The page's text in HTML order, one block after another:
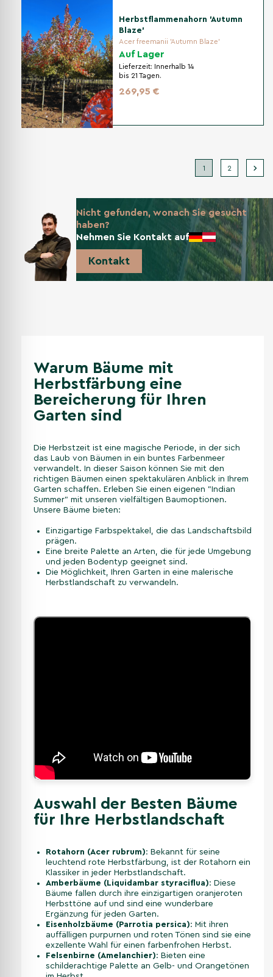
Herbstflammenahorn 'Autumn
Blaze'
Acer freemanii 'Autumn Blaze'
Auf Lager
Lieferzeit:
Innerhalb 14
bis 21 Tagen.
269,95 €
1 2
Nicht gefunden, wonach Sie gesucht
haben?
Nehmen Sie Kontakt auf
Kontakt
Warum Bäume mit
Herbstfärbung eine
Bereicherung für Ihren
Garten sind
Die Herbstzeit ist eine magische Periode, in der sich
das Laub von Bäumen in ein buntes Farbenmeer
verwandelt. In dieser Saison können Sie mit den
richtigen Bäumen einen spektakulären Anblick in Ihrem
Garten schaffen. Erleben Sie einen eigenen "Indian
Summer" mit unseren vielfältigen Baumoptionen.
Unsere Bäume bieten:
Einzigartige Farbspektakel, die das Landschaftsbild
prägen.
Eine breite Palette an Arten, die für jede Umgebung
und jeden Bodentyp geeignet sind.
Die Möglichkeit, Ihren Garten in eine malerische
Herbstlandschaft zu verwandeln.
Auswahl der Besten Bäume
für Ihre Herbstlandschaft
Rotahorn (Acer rubrum): Bekannt für seine
leuchtend rote Herbstfärbung, ist der Rotahorn ein
Klassiker in jeder Herbstlandschaft.
Amberbäume (Liquidambar styraciflua): Diese
Bäume fallen durch ihre einzigartigen oranjeroten
Herbsttöne auf und sind eine wunderbare
Ergänzung für jeden Garten.
Eisenholzbäume (Parrotia persica): Mit ihren
auffälligen purpurnen und roten Tönen sind sie eine
exzellente Wahl für einen farbenfrohen Herbst.
Felsenbirne (Amelanchier): Bieten eine
schilderachtige Palette an Gelb- und Orangetönen